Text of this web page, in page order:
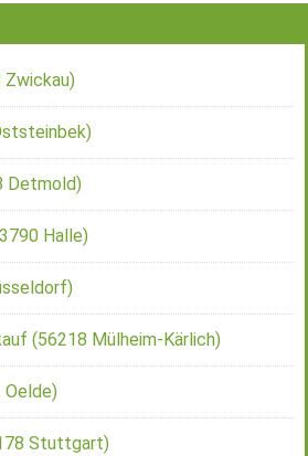
Detmold)
Halle)
(56218 Mülheim-Kärlich)
Oelde)
Stuttgart)